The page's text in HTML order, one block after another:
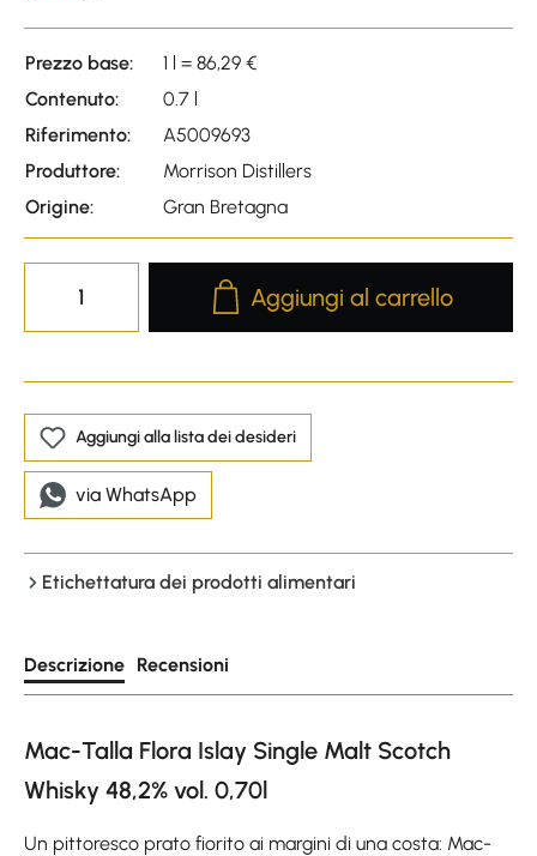
Prezzo base:
1 l = 86,29 €
Contenuto:
0.7 l
Riferimento:
A5009693
Produttore:
Morrison Distillers
Origine:
Gran Bretagna
Product Quantity: Enter the
Aggiungi al carrello
Aggiungi alla lista dei desideri
via WhatsApp
Etichettatura dei prodotti alimentari
Descrizione Recensioni
Mac-Talla Flora Islay Single Malt Scotch
Whisky 48,2% vol. 0,70l
Un pittoresco prato fiorito ai margini di una costa: Mac-